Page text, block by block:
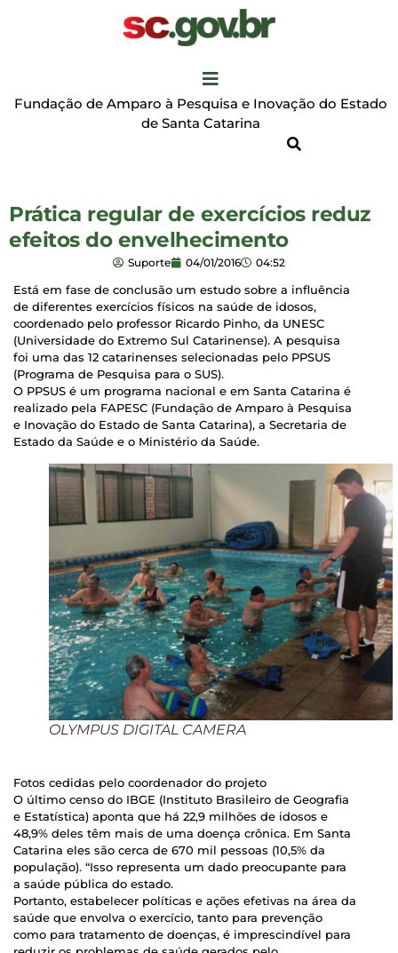
Fundação de Amparo à Pesquisa e Inovação do Estado
de Santa Catarina
Prática regular de exercícios reduz
efeitos do envelhecimento
Suporte 04/01/2016 04:52
Está em fase de conclusão um estudo sobre a influência
de diferentes exercícios físicos na saúde de idosos,
coordenado pelo professor Ricardo Pinho, da UNESC
(Universidade do Extremo Sul Catarinense). A pesquisa
foi uma das 12 catarinenses selecionadas pelo PPSUS
(Programa de Pesquisa para o SUS).
O PPSUS é um programa nacional e em Santa Catarina é
realizado pela FAPESC (Fundação de Amparo à Pesquisa
e Inovação do Estado de Santa Catarina), a Secretaria de
Estado da Saúde e o Ministério da Saúde.
OLYMPUS DIGITAL CAMERA
Fotos cedidas pelo coordenador do projeto
O último censo do IBGE (Instituto Brasileiro de Geografia
e Estatística) aponta que há 22,9 milhões de idosos e
48,9% deles têm mais de uma doença crônica. Em Santa
Catarina eles são cerca de 670 mil pessoas (10,5% da
população). “Isso representa um dado preocupante para
a saúde pública do estado.
Portanto, estabelecer políticas e ações efetivas na área da
saúde que envolva o exercício, tanto para prevenção
como para tratamento de doenças, é imprescindível para